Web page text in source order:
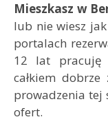
Mieszkasz w
lub nie wiesz
portalach
12 lat pracuję
całkiem
prowadzenia tej
ofert.